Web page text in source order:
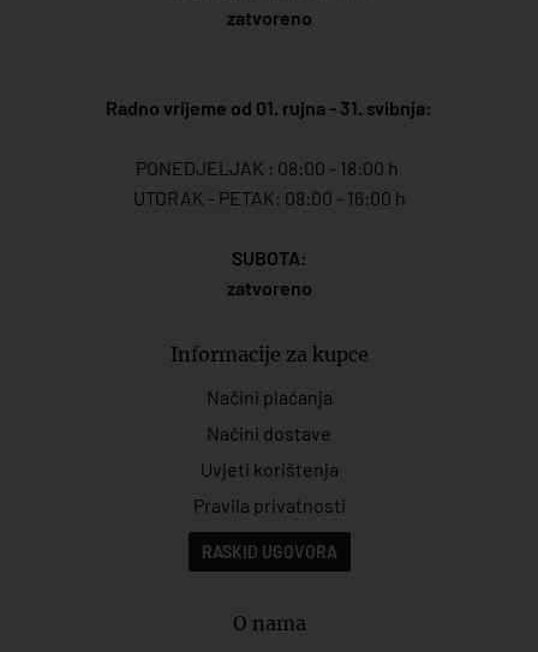
zatvoreno
Radno vrijeme od 01. rujna - 31. svibnja:
PONEDJELJAK : 08:00 - 18:00 h
UTORAK - PETAK: 08:00 - 16:00 h
SUBOTA:
zatvoreno
Informacije za kupce
Načini plaćanja
Načini dostave
Uvjeti korištenja
Pravila privatnosti
RASKID UGOVORA
O nama